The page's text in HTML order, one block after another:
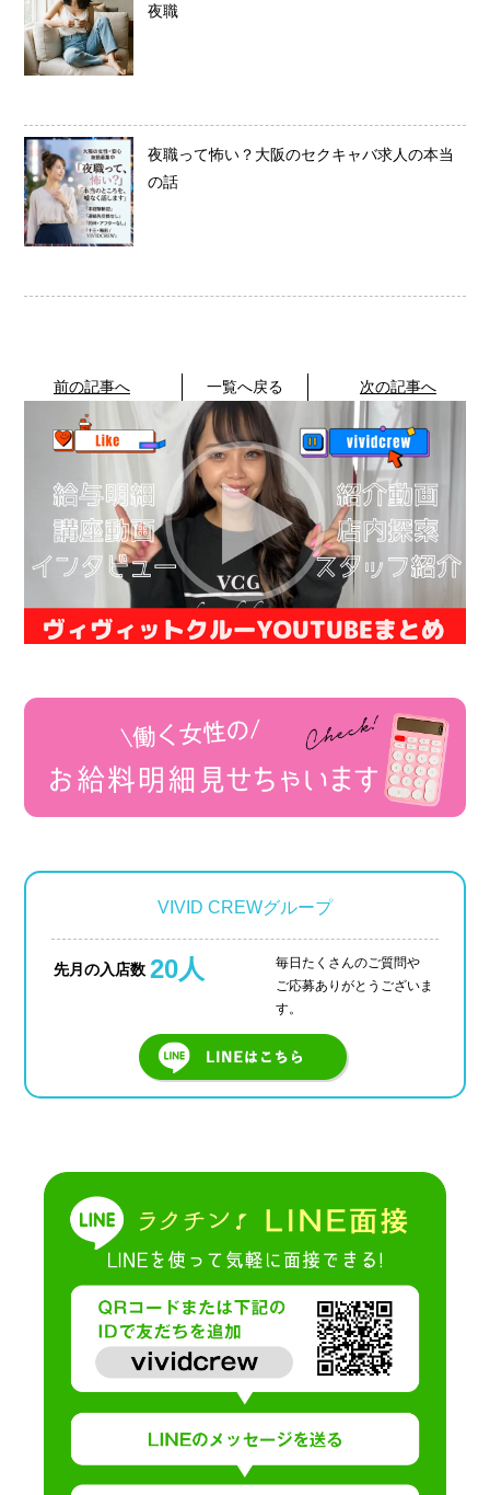
夜職
夜職って怖い？大阪のセクキャバ求人の本当
の話
前の記事へ 一覧へ戻る 次の記事へ
VIVID CREWグループ
先月の入店数 20人
毎日たくさんのご質問や
ご応募ありがとうございま
す。